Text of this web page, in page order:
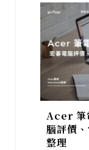
Acer 筆
腦評價
整理